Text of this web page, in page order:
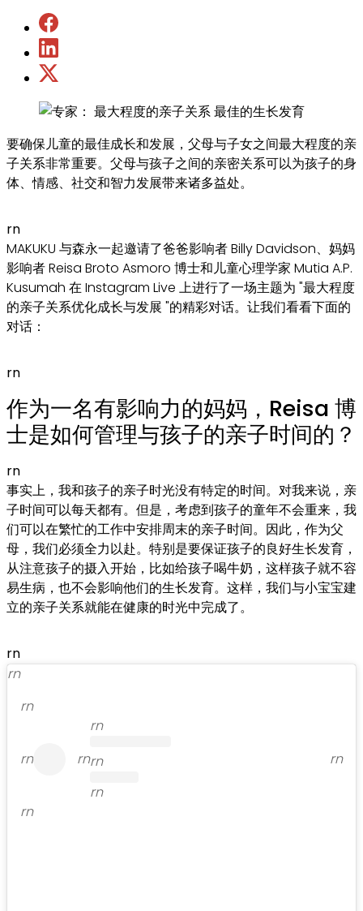
要确保儿童的最佳成长和发展，父母与子女之间最大程度的亲
子关系非常重要。父母与孩子之间的亲密关系可以为孩子的身
体、情感、社交和智力发展带来诸多益处。
rn
MAKUKU 与森永一起邀请了爸爸影响者 Billy Davidson、妈妈
影响者 Reisa Broto Asmoro 博士和儿童心理学家 Mutia A.P.
Kusumah 在 Instagram Live 上进行了一场主题为 "最大程度
的亲子关系优化成长与发展 "的精彩对话。让我们看看下面的
对话：
rn
作为一名有影响力的妈妈，Reisa 博
士是如何管理与孩子的亲子时间的？
rn
事实上，我和孩子的亲子时光没有特定的时间。对我来说，亲
子时间可以每天都有。但是，考虑到孩子的童年不会重来，我
们可以在繁忙的工作中安排周末的亲子时间。因此，作为父
母，我们必须全力以赴。特别是要保证孩子的良好生长发育，
从注意孩子的摄入开始，比如给孩子喝牛奶，这样孩子就不容
易生病，也不会影响他们的生长发育。这样，我们与小宝宝建
立的亲子关系就能在健康的时光中完成了。
rn
rn
rn
rn rn
rn
rn
rn
rn
rn